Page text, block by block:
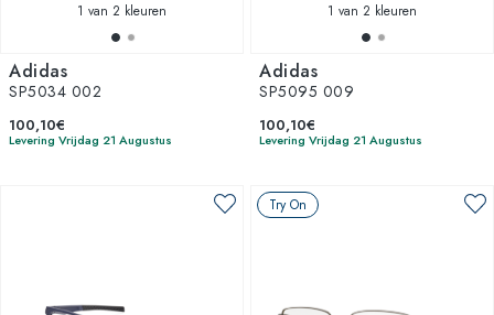
1 van 2 kleuren
Adidas
SP5034 002
100,10€
Levering Vrijdag 21 Augustus
1 van 2 kleuren
Adidas
SP5095 009
100,10€
Levering Vrijdag 21 Augustus
Try On